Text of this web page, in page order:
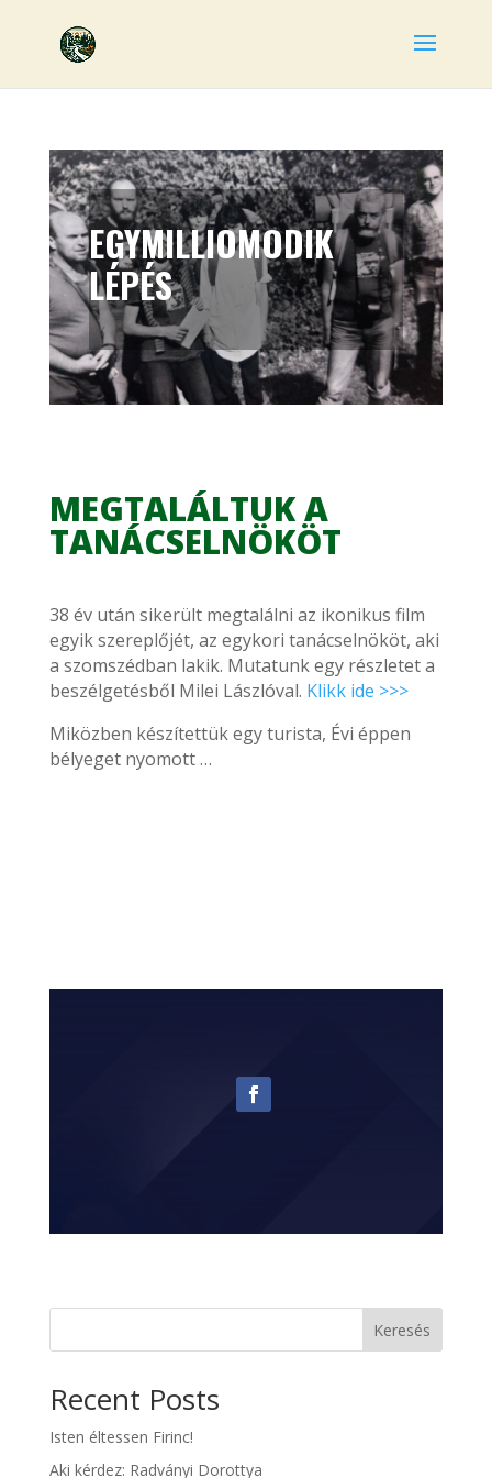
EGYMILLIOMODIK
LÉPÉS
MEGTALÁLTUK A
TANÁCSELNÖKÖT
38 év után sikerült megtalálni az ikonikus film
egyik szereplőjét, az egykori tanácselnököt, aki
a szomszédban lakik. Mutatunk egy részletet a
beszélgetésből Milei Lászlóval. Klikk ide >>>
Miközben készítettük egy turista, Évi éppen
bélyeget nyomott …
Keresés
Recent Posts
Isten éltessen Firinc!
Aki kérdez: Radványi Dorottya